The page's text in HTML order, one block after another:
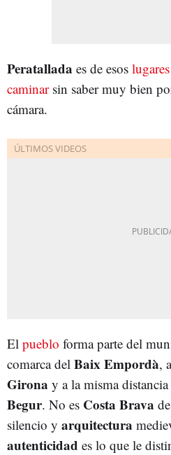
Peratallada es de esos lugares
caminar sin saber muy bien
cámara.
El pueblo forma parte del
comarca del Baix Empordà,
Girona y a la misma
Begur. No es Costa Brava
silencio y arquitectura
autenticidad es lo que le